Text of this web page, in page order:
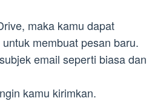
maka kamu dapat
membuat pesan baru.
email seperti biasa dan
kamu kirimkan.